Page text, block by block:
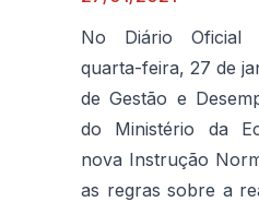
No Diário Oficial
quarta-feira, 27 de
de Gestão e
do Ministério da
nova Instrução
as regras sobre a